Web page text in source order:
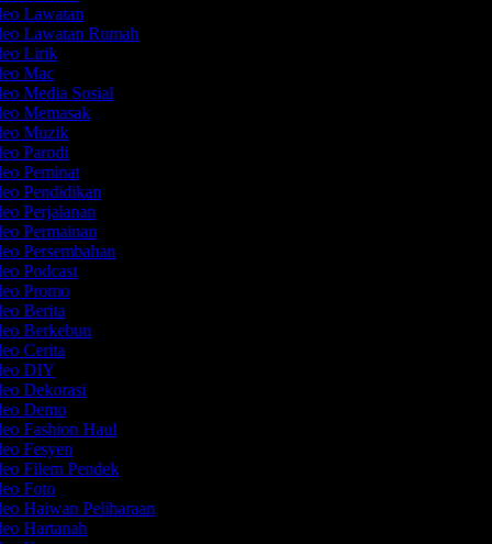
Lawatan
Lawatan Rumah
Lirik
Mac
Media Sosial
Memasak
Muzik
Parodi
Peminat
Pendidikan
Perjalanan
Permainan
Persembahan
Podcast
Promo
Berita
Berkebun
Cerita
DIY
Dekorasi
Demo
Fashion Haul
Fesyen
Filem Pendek
Foto
Haiwan Peliharaan
Hartanah